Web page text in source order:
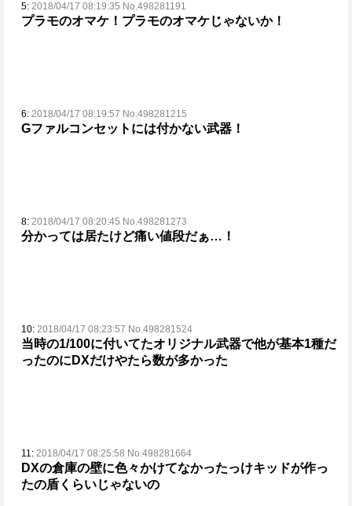
5: 2018/04/17 08:19:35 No.498281191
プラモのオマケ！ プラモのオマケじゃないか！
6: 2018/04/17 08:19:57 No.498281215
Gファルコンセットには付かない武器！
8: 2018/04/17 08:20:45 No.498281273
分かっては居たけど痛い値段だぁ…！
10: 2018/04/17 08:23:57 No.498281524
当時の1/100に付いてたオリジナル武器で他が基本1種だ
ったのにDXだけやたら数が多かった
11: 2018/04/17 08:25:58 No.498281664
DXの倉庫の壁に色々かけてなかったっけキッドが作っ
たの盾くらいじゃないの